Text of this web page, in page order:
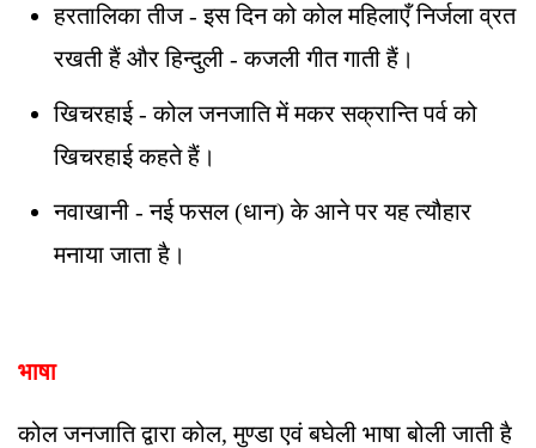
हरतालिका तीज - इस दिन को कोल महिलाएँ निर्जला व्रत
रखती हैं और हिन्दुली - कजली गीत गाती हैं।
खिचरहाई - कोल जनजाति में मकर सक्रान्ति पर्व को
खिचरहाई कहते हैं।
नवाखानी - नई फसल (धान) के आने पर यह त्यौहार
मनाया जाता है।
भाषा
कोल जनजाति द्वारा कोल, मुण्डा एवं बघेली भाषा बोली जाती है